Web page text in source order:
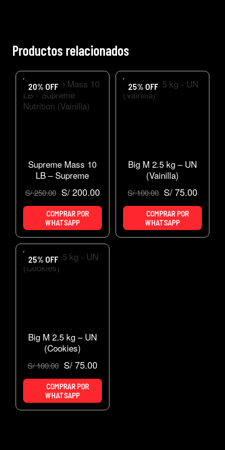
Productos relacionados
20% OFF
Supreme Mass 10
LB – Supreme
S/250.00 S/200.00
COMPRAR POR
WHATSAPP
25% OFF
Big M 2.5 kg – UN
(Vainilla)
S/100.00 S/75.00
COMPRAR POR
WHATSAPP
25% OFF
Big M 2.5 kg – UN
(Cookies)
S/100.00 S/75.00
COMPRAR POR
WHATSAPP